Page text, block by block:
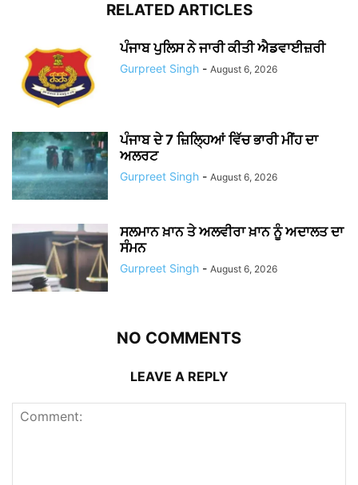
RELATED ARTICLES
ਪੰਜਾਬ ਪੁਲਿਸ ਨੇ ਜਾਰੀ ਕੀਤੀ ਐਡਵਾਈਜ਼ਰੀ
Gurpreet Singh - August 6, 2026
ਪੰਜਾਬ ਦੇ 7 ਜ਼ਿਲ੍ਹਿਆਂ ਵਿੱਚ ਭਾਰੀ ਮੀਂਹ ਦਾ
ਅਲਰਟ
Gurpreet Singh - August 6, 2026
ਸਲਮਾਨ ਖ਼ਾਨ ਤੇ ਅਲਵੀਰਾ ਖ਼ਾਨ ਨੂੰ ਅਦਾਲਤ ਦਾ
ਸੰਮਨ
Gurpreet Singh - August 6, 2026
NO COMMENTS
LEAVE A REPLY